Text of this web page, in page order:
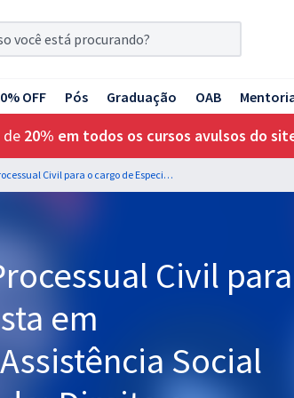
OFF Pós Graduação OAB
de 20% em todos os cursos avulsos do
SEDES DF - Direito Processual Civil para o cargo de Especialista em Desenvolvimento e Assistência Social (EDAS) - Especialidade: Direito e Legislação (Cargo 403) - Professora Lídia Marangon (Pós-Edital)
Civil para
em
Social